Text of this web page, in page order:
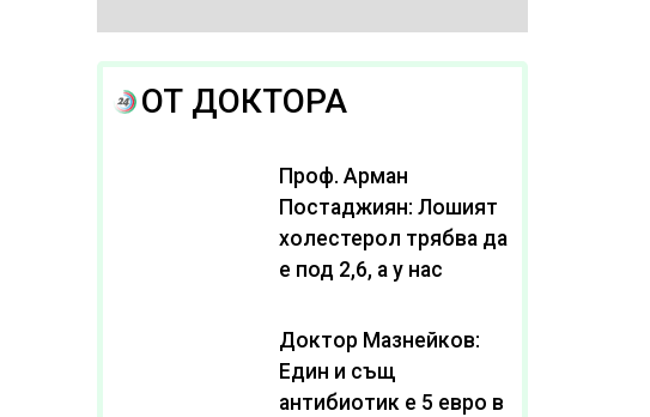
ОТ ДОКТОРА
Проф. Арман
Постаджиян: Лошият
холестерол трябва да
е под 2,6, а у нас
нива от 3,2
Доктор Мазнейков:
Един и същ
антибиотик e 5 евро в